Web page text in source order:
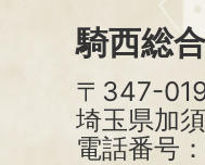
騎西総
〒347-
埼玉県加
電話番号